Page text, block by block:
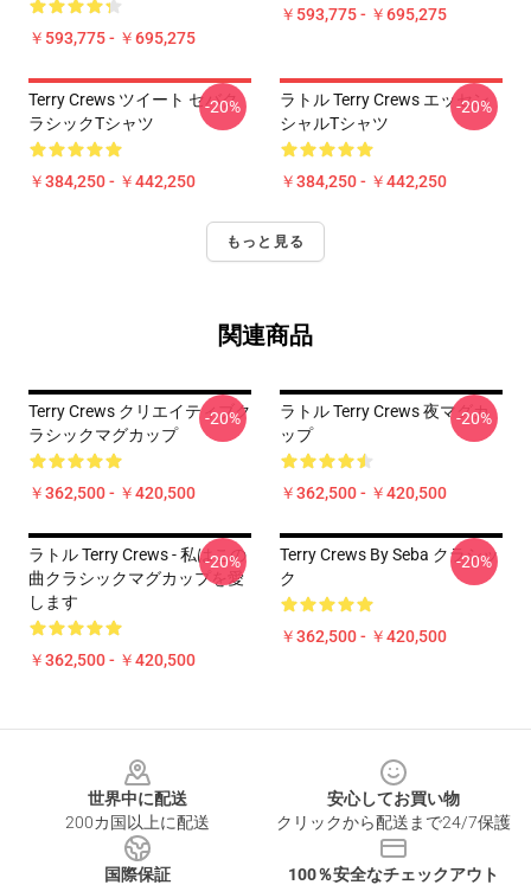
￥593,775 - ￥695,275
￥593,775 - ￥695,275
Terry Crews ツイート セバク
ラシックTシャツ
￥384,250 - ￥442,250
-20%
ラトル Terry Crews エッセン
シャルTシャツ
￥384,250 - ￥442,250
-20%
もっと見る
関連商品
Terry Crews クリエイティブク
ラシックマグカップ
￥362,500 - ￥420,500
-20%
ラトル Terry Crews 夜マグカ
ップ
￥362,500 - ￥420,500
-20%
ラトル Terry Crews - 私はこの
曲クラシックマグカップを愛
します
￥362,500 - ￥420,500
-20%
Terry Crews By Seba クラシッ
ク
￥362,500 - ￥420,500
-20%
世界中に配送
200カ国以上に配送
安心してお買い物
クリックから配送まで24/7保護
国際保証
100％安全なチェックアウト